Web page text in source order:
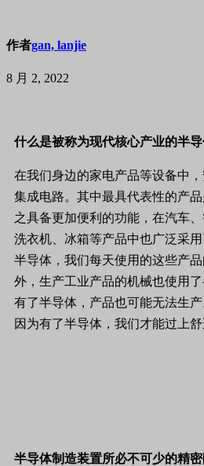
作者gan, lanjie
8 月 2, 2022
什么是被称为现代核心产业的半
在我们身边的家电产品等设备中
集成电路。其中最具代表性的产
之具备更加便利的功能，在汽车、
洗衣机、冰箱等产品中也广泛采
半导体，我们每天使用的这些产
外，生产工业产品的机械也使用
有了半导体，产品也可能无法生
因为有了半导体，我们才能过上舒
半导体制造装置所必不可少的精